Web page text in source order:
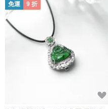
免運 9 折